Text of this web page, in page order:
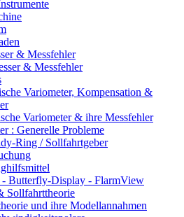
& Messfehler
& Messfehler
Variometer, Kompensation &
Variometer & ihre Messfehler
: Generelle Probleme
Ring / Sollfahrtgeber
Butterfly-Display - FlarmView
Sollfahrttheorie
und ihre Modellannahmen